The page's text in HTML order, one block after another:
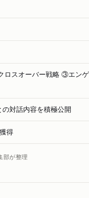
スオーバー戦略 ③エンゲ
対話内容を積極公開
得
部が整理